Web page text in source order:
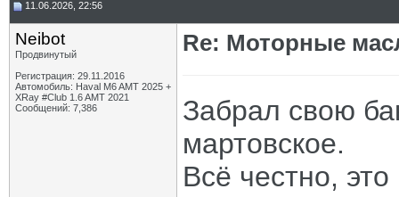
11.06.2026, 22:56
Neibot
Продвинутый
Регистрация: 29.11.2016
Автомобиль: Haval M6 AMT 2025 +
XRay #Club 1.6 AMT 2021
Сообщений: 7,386
Re: Моторные
Забрал свою
мартовское.
Всё честно,